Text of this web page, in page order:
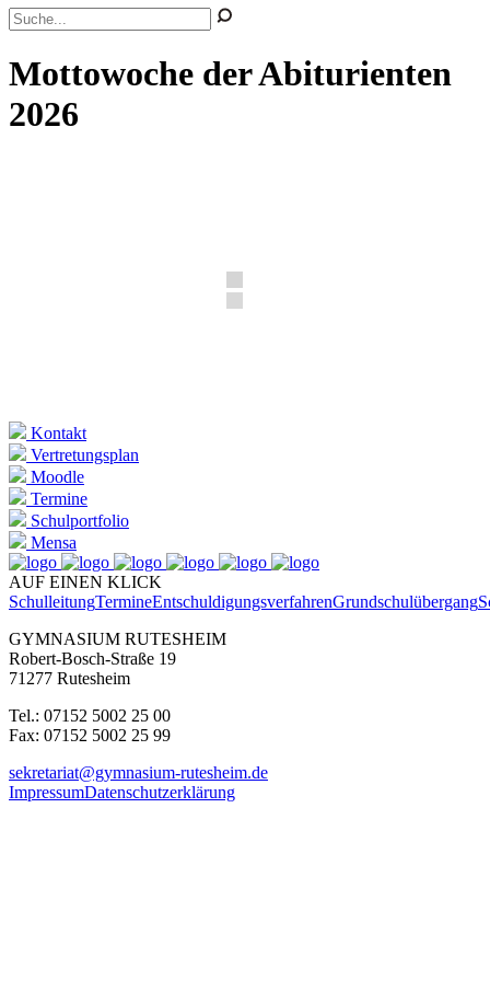
Mottowoche der Abiturienten
2026
Kontakt
Vertretungsplan
Moodle
Termine
Schulportfolio
Mensa
AUF EINEN KLICK
SchulleitungTermineEntschuldigungsverfahrenGrundschulübergang
GYMNASIUM RUTESHEIM
Robert-Bosch-Straße 19
71277 Rutesheim
Tel.: 07152 5002 25 00
Fax: 07152 5002 25 99
sekretariat@gymnasium-rutesheim.de
ImpressumDatenschutzerklärung